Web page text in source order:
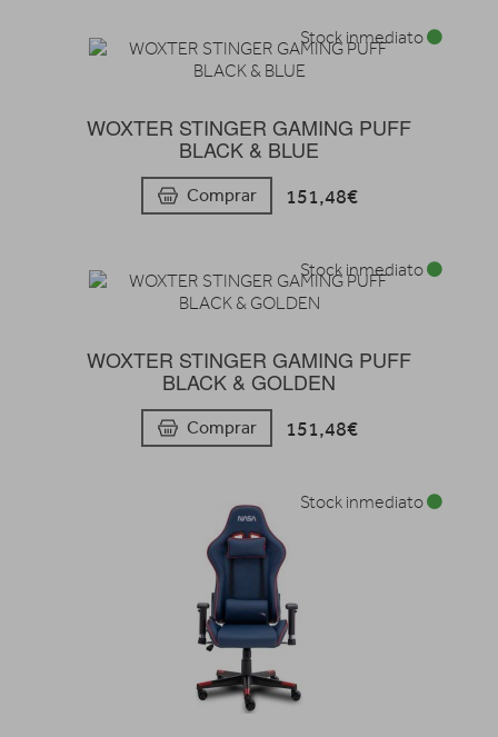
WOXTER STINGER GAMING PUFF
BLACK & BLUE
Comprar 151,48€
Stock inmediato
WOXTER STINGER GAMING PUFF
BLACK & GOLDEN
Comprar 151,48€
Stock inmediato
Stock inmediato